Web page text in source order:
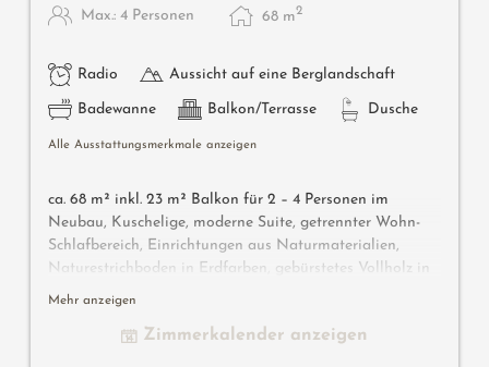
Max.: 4 Personen 68 m2
Radio Aussicht auf eine Berglandschaft
Badewanne Balkon/Terrasse Dusche
Alle Ausstattungsmerkmale anzeigen
ca. 68 m² inkl. 23 m² Balkon für 2 – 4 Personen im
Neubau, Kuschelige, moderne Suite, getrennter Wohn-
Schlafbereich, Einrichtungen aus Naturmaterialien,
Naturestrichboden in Erdfarben, gebürstetes Vollholz in
heimischer Lärche, grober Spritzputz an der Decke für
Schlafcouch (französisches Maß), Schreibtisch aus Leder,
Mehr anzeigen
Zimmerkalender anzeigen